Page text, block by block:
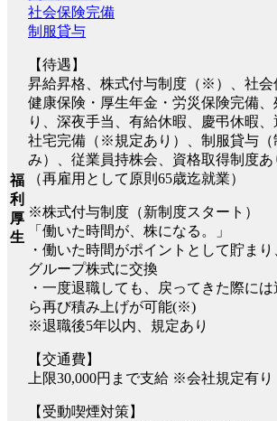
福
利
厚
生
社会保険完備
制服貸与
【待遇】
昇給昇格、株式付与制度（※）、社会
健康保険・厚生年金・労災保険完備
り、深夜手当、有給休暇、慶弔休暇、
社宅完備（※規定あり）、制服貸与（
み）、従業員持株会、資格取得制度あ
（再雇用として原則65歳迄就業）
※株式付与制度（新制度スタート）
「働いた時間が、株になる。」
・働いた時間がポイントとして貯ま
グループ株式に交換
・一度退職しても、戻ってきた際に
ら再び積み上げが可能(※)
※退職後5年以内、規定あり
【交通費】
上限30,000円まで支給 ※会社規定有り
【受動喫煙対策】